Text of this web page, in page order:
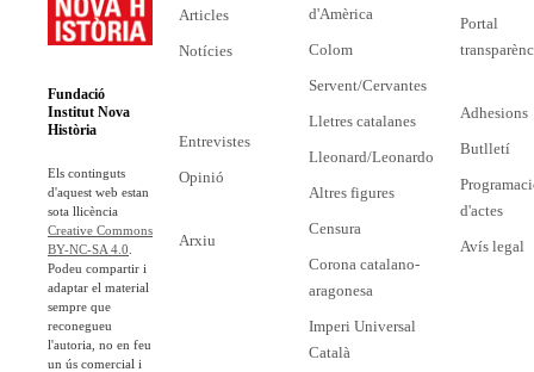
Fundació
Institut Nova
Història
Els continguts
d'aquest web estan
sota llicència
Creative Commons
BY-NC-SA 4.0
Podeu compartir i
adaptar el material
sempre que
reconegueu
l'autoria, no en feu
un ús comercial i
Articles
Notícies
Entrevistes
Opinió
Arxiu
d'Amèrica
Colom
Servent/Cervantes
Lletres catalanes
Lleonard/Leonardo
Altres figures
Censura
Corona catalano-
aragonesa
Imperi Universal
Català
Portal
Adhesions
Butlletí
d'actes
Avís legal